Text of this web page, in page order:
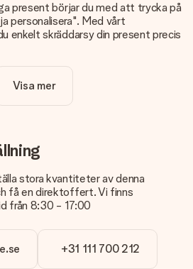
present börjar du med att trycka på
personalisera". Med vårt
enkelt skräddarsy din present precis
personalisera sin present?
har tillräckligt hög kvalitet?
av hög kvalitet. Om du är osäker
du kontakta vår kundtjänst och
med den gåva du är intresserad
upp?
och PNG-format. Är detta för
Visa mer
stora kvantiteter av denna
få en direktoffert. Vi finns
från 8:30 - 17:00
+31 111 700 212